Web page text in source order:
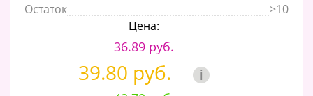
Остаток
>10
Цена:
36.89 руб.
39.80 руб. i